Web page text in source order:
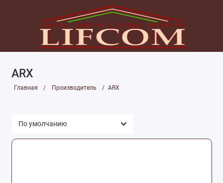
ARX
Главная Производитель ARX